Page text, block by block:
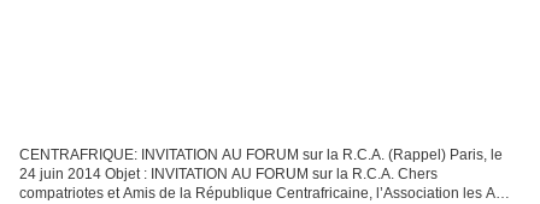
CENTRAFRIQUE: INVITATION AU FORUM sur la R.C.A. (Rappel) Paris, le
24 juin 2014 Objet : INVITATION AU FORUM sur la R.C.A. Chers
compatriotes et Amis de la République Centrafricaine, l’Association les Amis